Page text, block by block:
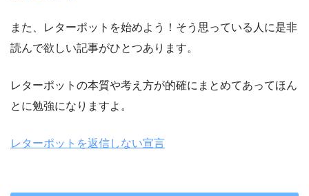
また、レターポットを始めよう！そう思っている人に是非
読んで欲しい記事がひとつあります。
レターポットの本質や考え方が的確にまとめてあってほん
とに勉強になりますよ。
レターポットを返信しない宣言